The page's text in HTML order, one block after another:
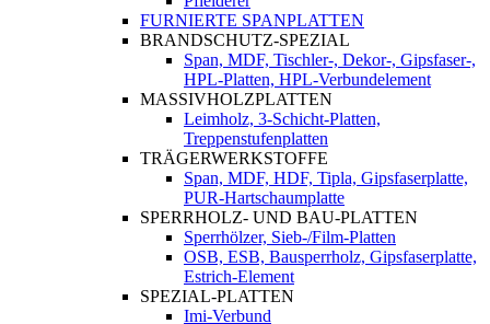
FURNIERTE SPANPLATTEN
BRANDSCHUTZ-SPEZIAL
Span, MDF, Tischler-, Dekor-, Gipsfaser-,
HPL-Platten, HPL-Verbundelement
MASSIVHOLZPLATTEN
Leimholz, 3-Schicht-Platten,
Treppenstufenplatten
TRÄGERWERKSTOFFE
Span, MDF, HDF, Tipla, Gipsfaserplatte,
PUR-Hartschaumplatte
SPERRHOLZ- UND BAU-PLATTEN
Sperrhölzer, Sieb-/Film-Platten
OSB, ESB, Bausperrholz, Gipsfaserplatte,
Estrich-Element
SPEZIAL-PLATTEN
Imi-Verbund